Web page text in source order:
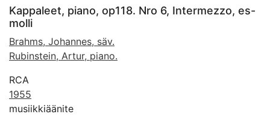
Kappaleet, piano, op118. Nro 6, Intermezzo, es-
molli
Brahms, Johannes, säv.
Rubinstein, Artur, piano.
RCA
1955
musiikkiäänite